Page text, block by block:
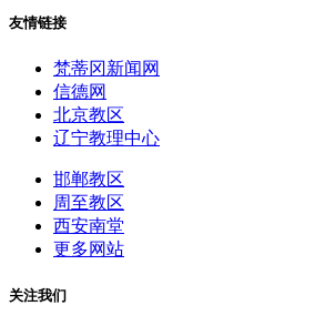
友情链接
梵蒂冈新闻网
信德网
北京教区
辽宁教理中心
邯郸教区
周至教区
西安南堂
更多网站
关注我们